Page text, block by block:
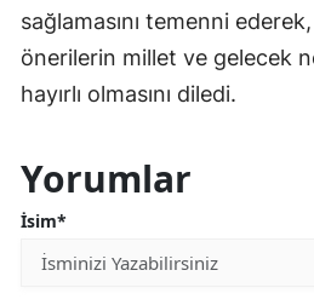
sağlamasını temenni
önerilerin millet ve gelecek
hayırlı olmasını diledi.
Yorumlar
İsim*